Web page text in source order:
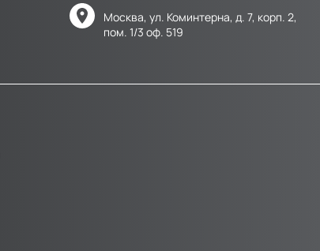
Москва, ул. Коминтерна, д. 7, корп. 2,
пом. 1/3 оф. 519